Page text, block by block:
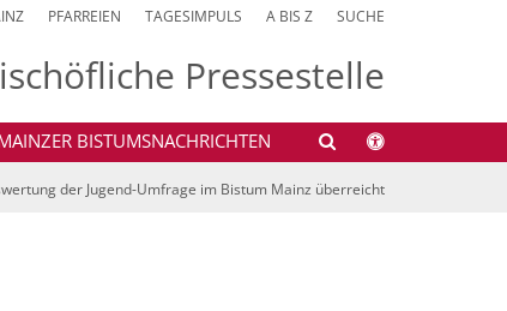
PFARREIEN TAGESIMPULS A BIS Z SUCHE
Pressestelle
BISTUMSNACHRICHTEN
der Jugend-Umfrage im Bistum Mainz überreicht